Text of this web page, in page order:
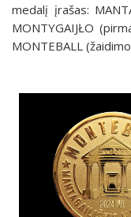
medalį įrašas:
MONTYGAIJŁO
MONTEBALL